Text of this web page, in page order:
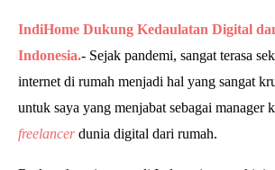
IndiHome Dukung Kedaulatan Digital
Indonesia.- Sejak pandemi, sangat terasa
internet di rumah menjadi hal yang sangat
untuk saya yang menjabat sebagai manager
freelancerdunia digital dari rumah.